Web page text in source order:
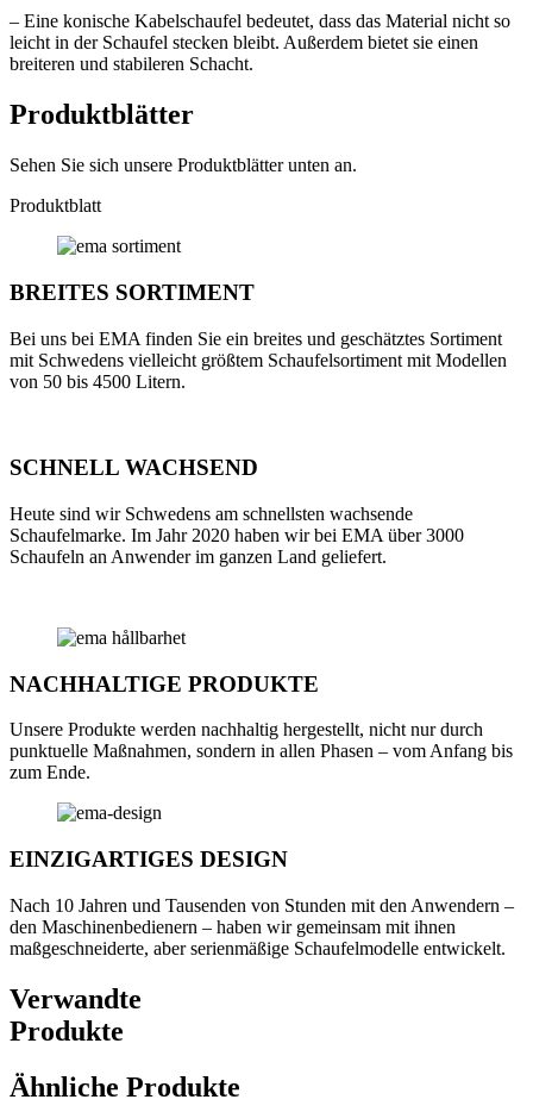
– Eine konische Kabelschaufel bedeutet, dass das Material nicht so
leicht in der Schaufel stecken bleibt. Außerdem bietet sie einen
breiteren und stabileren Schacht.
Produktblätter
Sehen Sie sich unsere Produktblätter unten an.
Produktblatt
BREITES SORTIMENT
Bei uns bei EMA finden Sie ein breites und geschätztes Sortiment
mit Schwedens vielleicht größtem Schaufelsortiment mit Modellen
von 50 bis 4500 Litern.
SCHNELL WACHSEND
Heute sind wir Schwedens am schnellsten wachsende
Schaufelmarke. Im Jahr 2020 haben wir bei EMA über 3000
Schaufeln an Anwender im ganzen Land geliefert.
NACHHALTIGE PRODUKTE
Unsere Produkte werden nachhaltig hergestellt, nicht nur durch
punktuelle Maßnahmen, sondern in allen Phasen – vom Anfang bis
zum Ende.
EINZIGARTIGES DESIGN
Nach 10 Jahren und Tausenden von Stunden mit den Anwendern –
den Maschinenbedienern – haben wir gemeinsam mit ihnen
maßgeschneiderte, aber serienmäßige Schaufelmodelle entwickelt.
Verwandte
Produkte
Ähnliche Produkte